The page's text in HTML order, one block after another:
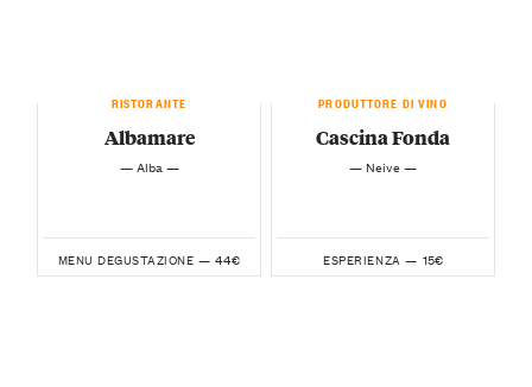
RISTORANTE
Albamare
— Alba —
MENU DEGUSTAZIONE — 44€
PRODUTTORE DI VINO
Cascina Fonda
— Neive —
ESPERIENZA — 15€